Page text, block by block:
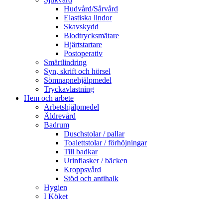
Hudvård/Sårvård
Elastiska lindor
Skavskydd
Blodtrycksmätare
Hjärtstartare
Postoperativ
Smärtlindring
Syn, skrift och hörsel
Sömnapnehjälpmedel
Tryckavlastning
Hem och arbete
Arbetshjälpmedel
Äldrevård
Badrum
Duschstolar / pallar
Toalettstolar / förhöjningar
Till badkar
Urinflasker / bäcken
Kroppsvård
Stöd och antihalk
Hygien
I Köket